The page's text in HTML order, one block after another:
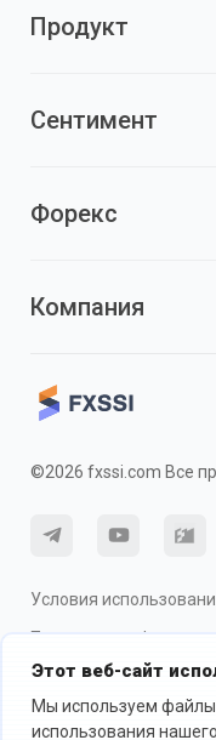
Этот веб-сайт
Мы используем
использования
Продукт
Сентимент
Форекс
Компания
©2026 fxssi.com Все
Условия
Политика
Использование cookie